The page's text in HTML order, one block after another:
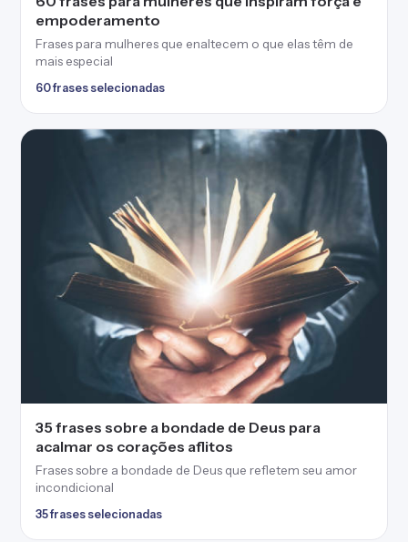
empoderamento
Frases para mulheres que enaltecem o que elas têm de
mais especial
60 frases selecionadas
35 frases sobre a bondade de Deus para
acalmar os corações aflitos
Frases sobre a bondade de Deus que refletem seu amor
incondicional
35 frases selecionadas